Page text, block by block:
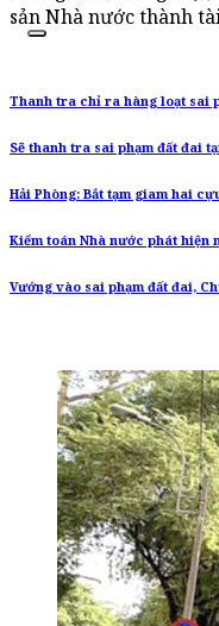
sản Nhà nước thành
Thanh tra chỉ ra hàng loạt sai
Sẽ thanh tra sai phạm đất đai
Hải Phòng: Bắt tạm giam hai
Kiểm toán Nhà nước phát hiện
Vướng vào sai phạm đất đai,